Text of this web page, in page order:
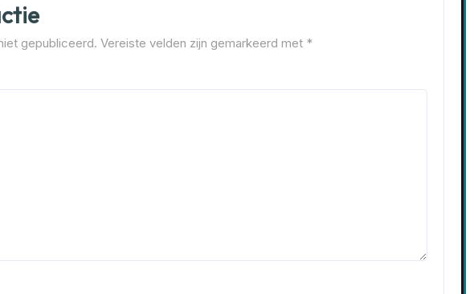
gepubliceerd. Vereiste velden zijn gemarkeerd met *